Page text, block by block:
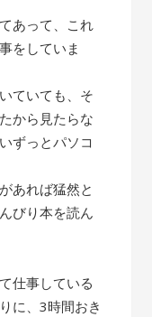
あって、これ
をしていま
ていても、そ
から見たらな
ずっとパソコ
あれば猛然と
びり本を読ん
仕事している
に、3時間おき